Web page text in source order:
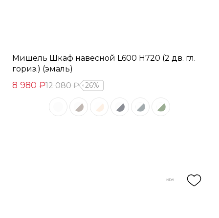
Мишель Шкаф навесной L600 Н720 (2 дв. гл.
гориз.) (эмаль)
8 980 ₽12 080 ₽ 26%